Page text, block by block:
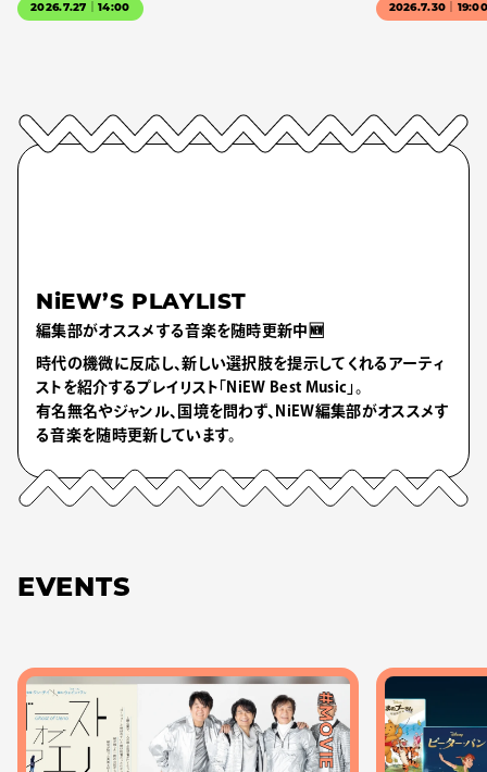
2026.7.27｜14:00 2026.7.30｜
NiEW’S PLAYLIST
編集部がオススメする音楽を随時更新中🆕
時代の機微に反応し、新しい選択肢を提示してくれるアーティ
ストを紹介するプレイリスト「NiEW Best Music」。
有名無名やジャンル、国境を問わず、NiEW編集部がオススメす
る音楽を随時更新しています。
EVENTS
#MOVIE